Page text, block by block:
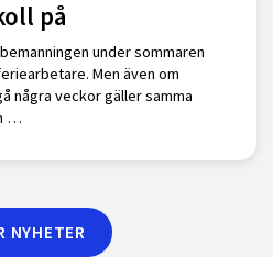
på
under sommaren
Men även om
några veckor gäller samma
…
NYHETER